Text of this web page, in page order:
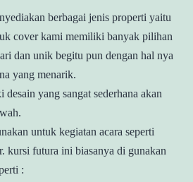
berbagai jenis properti yaitu
cover kami memiliki banyak pilihan
dan unik begitu pun dengan hal nya
yang menarik.
yang sangat sederhana akan
untuk kegiatan acara seperti
kursi futura ini biasanya di gunakan
: